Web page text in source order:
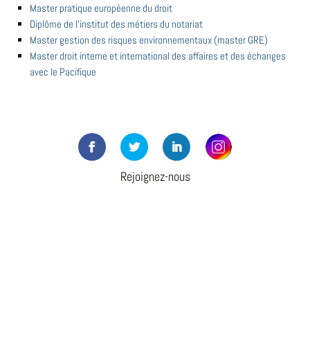
Master pratique européenne du droit
Diplôme de l'institut des métiers du notariat
Master gestion des risques environnementaux (master GRE)
Master droit interne et international des affaires et des échanges
avec le Pacifique
Rejoignez-nous